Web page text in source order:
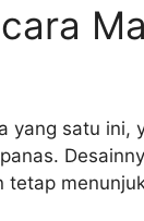
yang satu
tetap